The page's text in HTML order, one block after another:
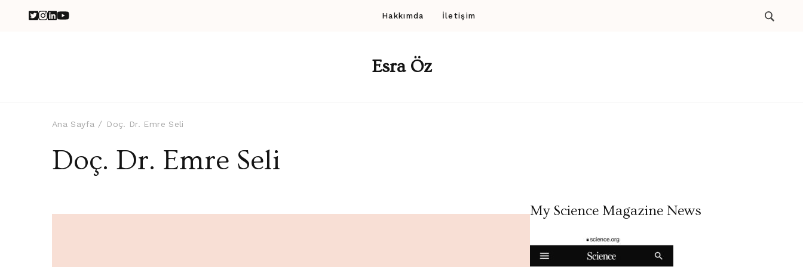
Hakkımda İletişim
Esra Öz
Ana Sayfa Doç. Dr. Emre Seli
Doç. Dr. Emre Seli
My Science Magazine News